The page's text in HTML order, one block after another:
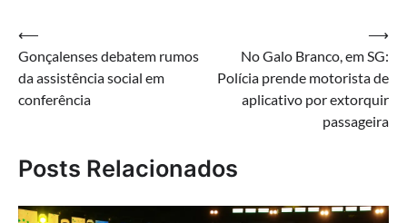
Navegação
de
Post
⟵
Gonçalenses debatem rumos
da assistência social em
conferência
No Galo Branco, em SG:
Polícia prende motorista de
aplicativo por extorquir
passageira
⟶
Posts Relacionados